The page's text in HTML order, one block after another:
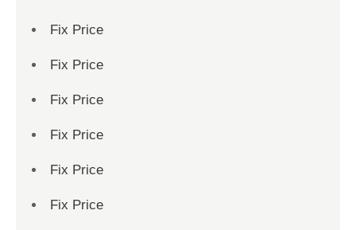
Fix Price
Fix Price
Fix Price
Fix Price
Fix Price
Fix Price